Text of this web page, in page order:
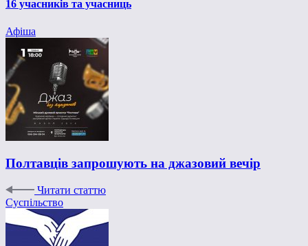
16 учасників та учасниць
Афіша
Полтавців запрошують на джазовий вечір
Читати статтю
Суспільство